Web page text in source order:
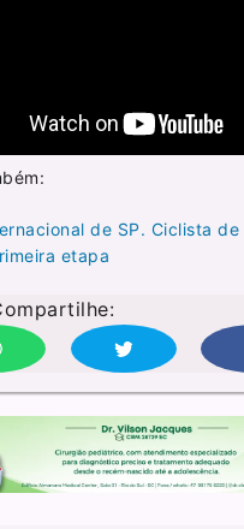
de SP. Ciclista de
etapa